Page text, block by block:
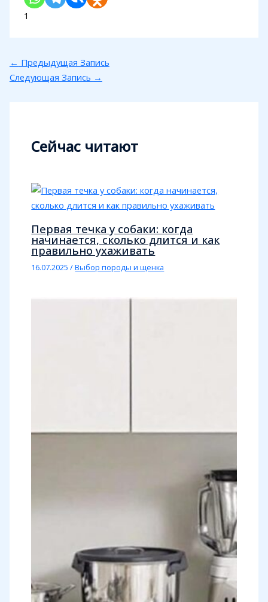
1
← Предыдущая Запись
Следующая Запись →
Сейчас читают
Первая течка у собаки: когда
начинается, сколько длится и как
правильно ухаживать
16.07.2025/Выбор породы и щенка